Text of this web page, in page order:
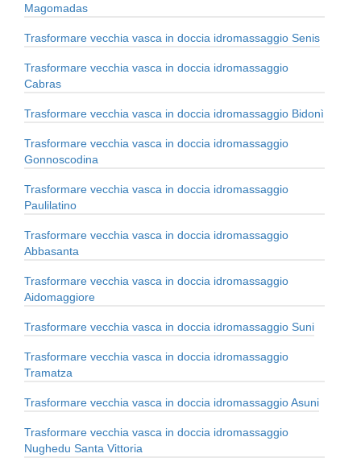
Magomadas
Trasformare vecchia vasca in doccia idromassaggio Senis
Trasformare vecchia vasca in doccia idromassaggio
Cabras
Trasformare vecchia vasca in doccia idromassaggio Bidonì
Trasformare vecchia vasca in doccia idromassaggio
Gonnoscodina
Trasformare vecchia vasca in doccia idromassaggio
Paulilatino
Trasformare vecchia vasca in doccia idromassaggio
Abbasanta
Trasformare vecchia vasca in doccia idromassaggio
Aidomaggiore
Trasformare vecchia vasca in doccia idromassaggio Suni
Trasformare vecchia vasca in doccia idromassaggio
Tramatza
Trasformare vecchia vasca in doccia idromassaggio Asuni
Trasformare vecchia vasca in doccia idromassaggio
Nughedu Santa Vittoria